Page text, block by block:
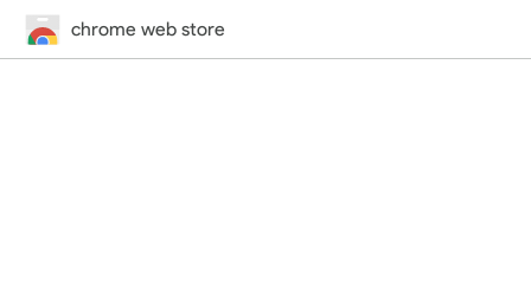
chrome web store